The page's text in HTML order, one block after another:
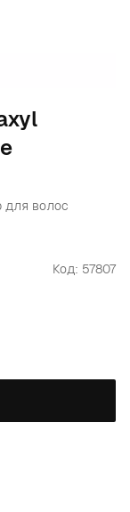
для волос
Код: 57807